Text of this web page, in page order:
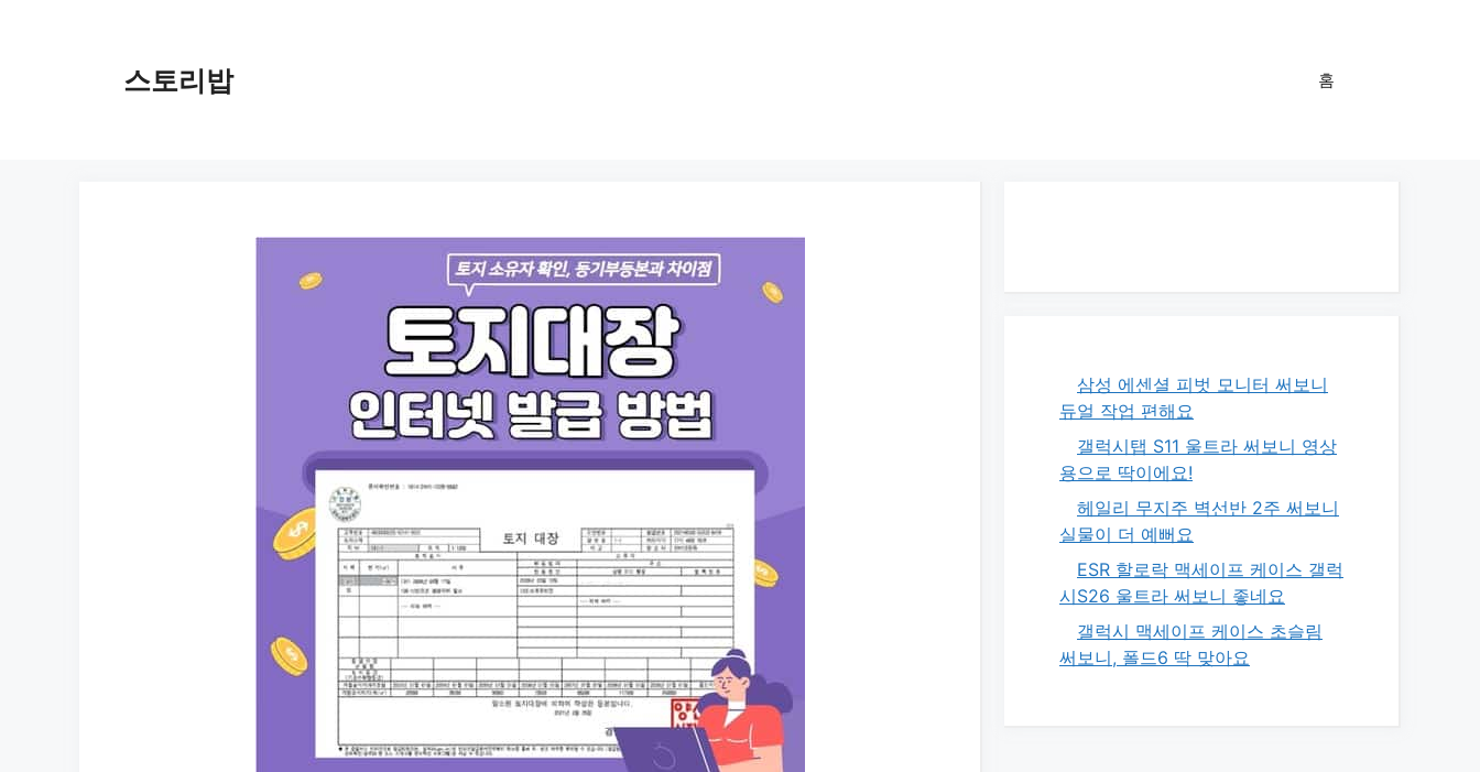
스토리밥 홈
삼성 에센셜 피벗 모니터 써보니
듀얼 작업 편해요
갤럭시탭 S11 울트라 써보니 영상
용으로 딱이에요!
헤일리 무지주 벽선반 2주 써보니
실물이 더 예뻐요
ESR 할로락 맥세이프 케이스 갤럭
시S26 울트라 써보니 좋네요
갤럭시 맥세이프 케이스 초슬림
써보니, 폴드6 딱 맞아요